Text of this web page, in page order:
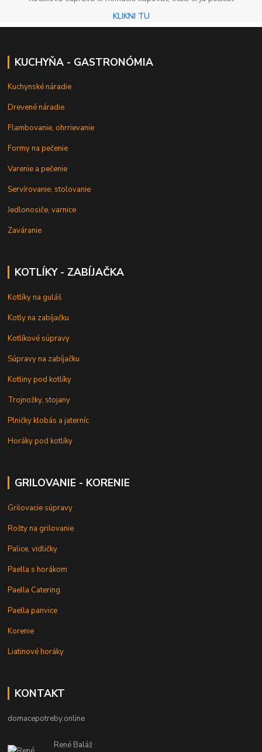
KLIKNI TU
KUCHYŇA - GASTRONÓMIA
Kuchynské náradie
Drevené náradie
Flambovanie, ohrrievanie
Formy na pečenie
Varenie a pečenie
Servírovanie, stolovanie
Jedlonosiče, varnice
Zaváranie
KOTLÍKY - ZABÍJAČKA
Kotlíky na guláš
Kotly na zabíjačku
Kotlíkové súpravy
Súpravy na zabíjačku
Kotliny pod kotlíky
Trojnožky, stojany
Plničky klobás a jaterníc
Horáky pod kotlíky
GRILOVANIE - KORENIE
Grilovacie súpravy
Rošty na grilovanie
Palice, vidličky
Paella s horákom
Paella Catering
Paella panvice
Korenie
Liatinové horáky
KONTAKT
domacepotreby.online
René Baláž